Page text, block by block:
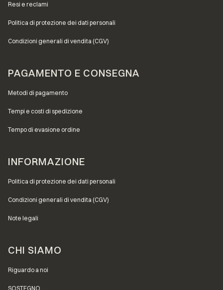
Resi e reclami
Politica di protezione dei dati personali
Condizioni generali di vendita (CGV)
PAGAMENTO E CONSEGNA
Metodi di pagamento
Tempi e costi di spedizione
Tempo di evasione ordine
INFORMAZIONE
Politica di protezione dei dati personali
Condizioni generali di vendita (CGV)
Note legali
CHI SIAMO
Riguardo a noi
SOSTEGNO